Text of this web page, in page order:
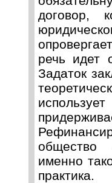
договор,
речь идет
Задаток
общество
именно
практика.